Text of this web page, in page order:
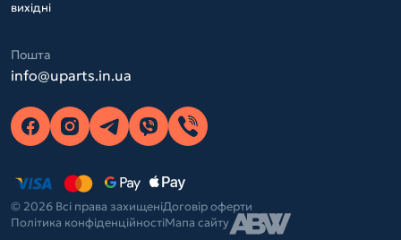
вихідні
Пошта
info@uparts.in.ua
© 2026 Всі права захищеніДоговір оферти
Політика конфіденційностіМапа сайту